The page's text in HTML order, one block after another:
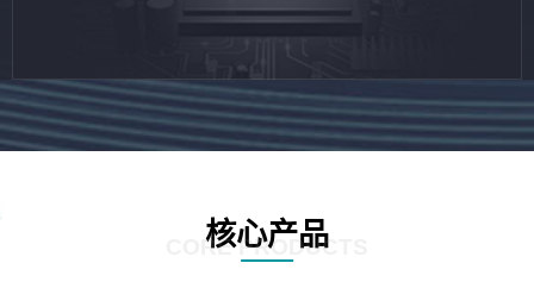
核心产品
CORE PRODUCTS